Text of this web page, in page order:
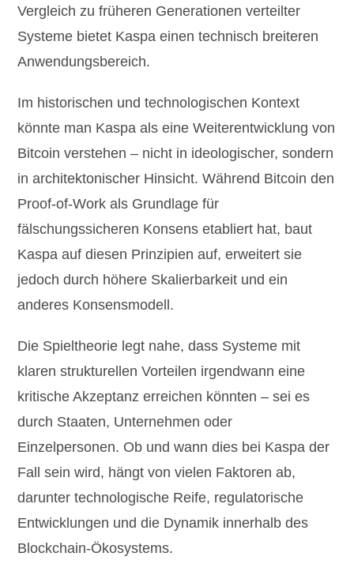
Vergleich zu früheren Generationen verteilter
Systeme bietet Kaspa einen technisch breiteren
Anwendungsbereich.
Im historischen und technologischen Kontext
könnte man Kaspa als eine Weiterentwicklung von
Bitcoin verstehen – nicht in ideologischer, sondern
in architektonischer Hinsicht. Während Bitcoin den
Proof-of-Work als Grundlage für
fälschungssicheren Konsens etabliert hat, baut
Kaspa auf diesen Prinzipien auf, erweitert sie
jedoch durch höhere Skalierbarkeit und ein
anderes Konsensmodell.
Die Spieltheorie legt nahe, dass Systeme mit
klaren strukturellen Vorteilen irgendwann eine
kritische Akzeptanz erreichen könnten – sei es
durch Staaten, Unternehmen oder
Einzelpersonen. Ob und wann dies bei Kaspa der
Fall sein wird, hängt von vielen Faktoren ab,
darunter technologische Reife, regulatorische
Entwicklungen und die Dynamik innerhalb des
Blockchain-Ökosystems.